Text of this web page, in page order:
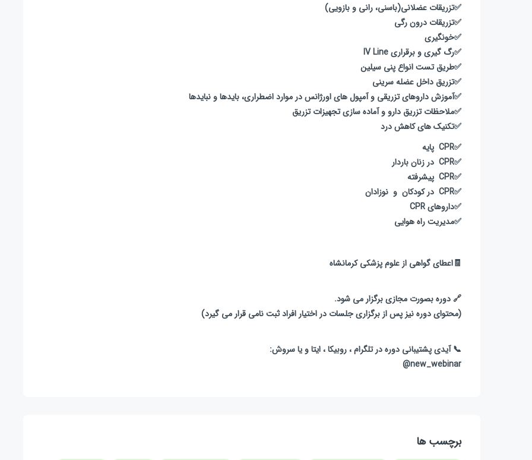
✅تزریقات عضلانی(باسنی، رانی و بازویی)
✅تزریقات درون رگی
✅خونگیری
✅رگ گیری و برقراری IV Line
✅طریق تست انواع پنی سیلین
✅تزریق داخل عضله سرینی
✅آموزش داروهای تزریقی و آمپول های اورژانس در موارد اضطراری، بایدها و نبایدها
✅ملاحظات تزریق دارو و‌ آماده سازی تجهیزات تزریق
✅تکنیک های کاهش درد
✅CPR پایه
✅CPR در زنان باردار
✅CPR پیشرفته
✅CPR در کودکان و نوزادان
✅داروهای CPR
✅مدیریت راه هوایی
🧾اعطای گواهی از علوم پزشکی کرمانشاه
🔗‌ دوره بصورت مجازی برگزار می شود.
(محتوای دوره نیز پس از برگزاری جلسات در اختیار افراد ثبت نامی قرار می گیرد)
📞 آیدی پشتیبانی دوره در تلگرام ، روبیکا ، ایتا و یا سروش:
new_webinar@
برچسب ها